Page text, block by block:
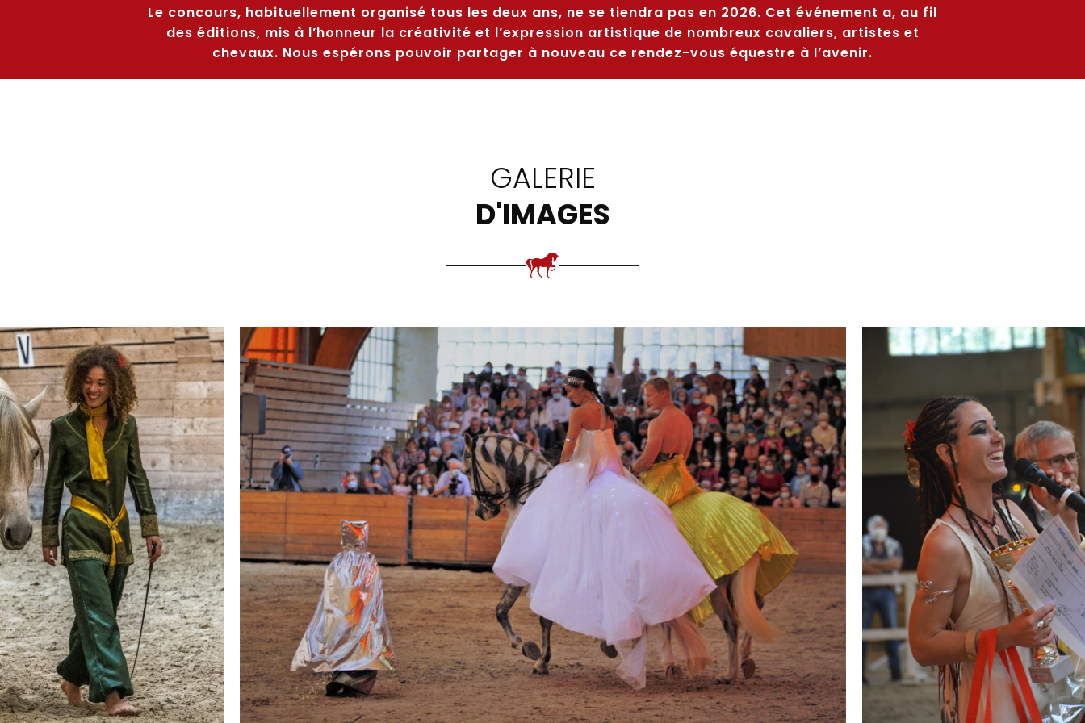
Balades en calèche
Expositions
Pour nous contacter
Le concours, habituellement organisé tous les deux ans, ne se tiendra pas en 2026. Cet événement a, au fil
des éditions, mis à l’honneur la créativité et l’expression artistique de nombreux cavaliers, artistes et
chevaux. Nous espérons pouvoir partager à nouveau ce rendez-vous équestre à l’avenir.
GALERIE
D'IMAGES